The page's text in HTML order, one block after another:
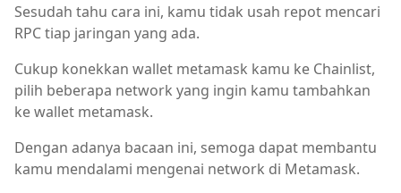
Sesudah tahu cara ini, kamu tidak usah repot mencari
RPC tiap jaringan yang ada.
Cukup konekkan wallet metamask kamu ke Chainlist,
pilih beberapa network yang ingin kamu tambahkan
ke wallet metamask.
Dengan adanya bacaan ini, semoga dapat membantu
kamu mendalami mengenai network di Metamask.